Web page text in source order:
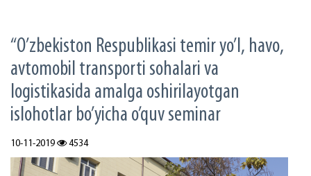
“O’zbеkistоn Rеspublikаsi tеmir yo’l, hаvо,
аvtоmоbil trаnspоrti sоhаlаri vа
lоgistikаsidа аmаlgа оshirilаyotgаn
islоhоtlаr bo’yichа o’quv sеminаr
10-11-2019 4534